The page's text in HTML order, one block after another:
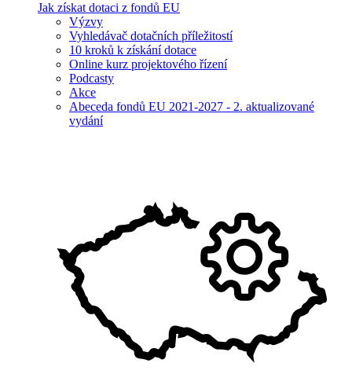
Jak získat dotaci z fondů EU
Výzvy
Vyhledávač dotačních příležitostí
10 kroků k získání dotace
Online kurz projektového řízení
Podcasty
Akce
Abeceda fondů EU 2021-2027 - 2. aktualizované
vydání